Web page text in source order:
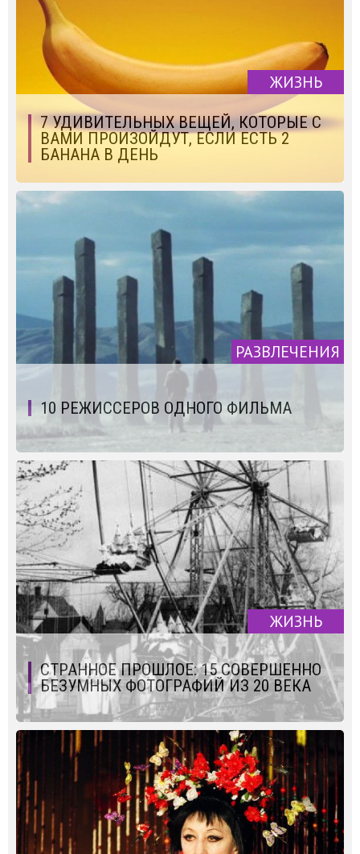
ЖИЗНЬ
7 УДИВИТЕЛЬНЫХ ВЕЩЕЙ, КОТОРЫЕ С
ВАМИ ПРОИЗОЙДУТ, ЕСЛИ ЕСТЬ 2
БАНАНА В ДЕНЬ
РАЗВЛЕЧЕНИЯ
10 РЕЖИССЕРОВ ОДНОГО ФИЛЬМА
ЖИЗНЬ
СТРАННОЕ ПРОШЛОЕ: 15 СОВЕРШЕННО
БЕЗУМНЫХ ФОТОГРАФИЙ ИЗ 20 ВЕКА